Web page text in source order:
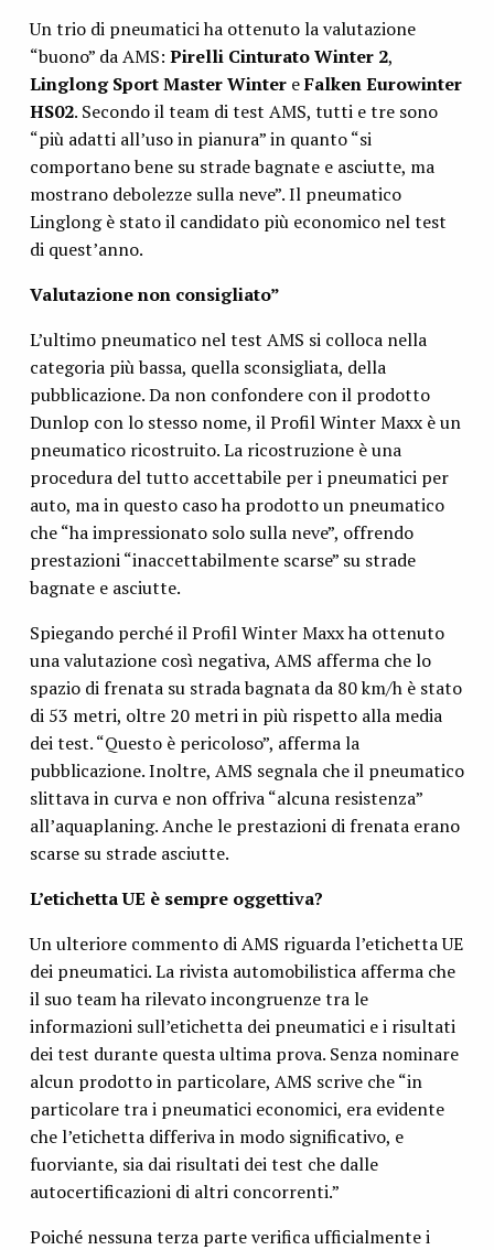
Un trio di pneumatici ha ottenuto la valutazione
“buono” da AMS: Pirelli Cinturato Winter 2,
Linglong Sport Master Winter eFalken Eurowinter
HS02. Secondo il team di test AMS, tutti e tre sono
“più adatti all’uso in pianura” in quanto “si
comportano bene su strade bagnate e asciutte, ma
mostrano debolezze sulla neve”. Il pneumatico
Linglong è stato il candidato più economico nel test
di quest’anno.
Valutazione non consigliato”
L’ultimo pneumatico nel test AMS si colloca nella
categoria più bassa, quella sconsigliata, della
pubblicazione. Da non confondere con il prodotto
Dunlop con lo stesso nome, il Profil Winter Maxx è un
pneumatico ricostruito. La ricostruzione è una
procedura del tutto accettabile per i pneumatici per
auto, ma in questo caso ha prodotto un pneumatico
che “ha impressionato solo sulla neve”, offrendo
prestazioni “inaccettabilmente scarse” su strade
bagnate e asciutte.
Spiegando perché il Profil Winter Maxx ha ottenuto
una valutazione così negativa, AMS afferma che lo
spazio di frenata su strada bagnata da 80 km/h è stato
di 53 metri, oltre 20 metri in più rispetto alla media
dei test. “Questo è pericoloso”, afferma la
pubblicazione. Inoltre, AMS segnala che il pneumatico
slittava in curva e non offriva “alcuna resistenza”
all’aquaplaning. Anche le prestazioni di frenata erano
scarse su strade asciutte.
L’etichetta UE è sempre oggettiva?
Un ulteriore commento di AMS riguarda l’etichetta UE
dei pneumatici. La rivista automobilistica afferma che
il suo team ha rilevato incongruenze tra le
informazioni sull’etichetta dei pneumatici e i risultati
dei test durante questa ultima prova. Senza nominare
alcun prodotto in particolare, AMS scrive che “in
particolare tra i pneumatici economici, era evidente
che l’etichetta differiva in modo significativo, e
fuorviante, sia dai risultati dei test che dalle
autocertificazioni di altri concorrenti.”
Poiché nessuna terza parte verifica ufficialmente i